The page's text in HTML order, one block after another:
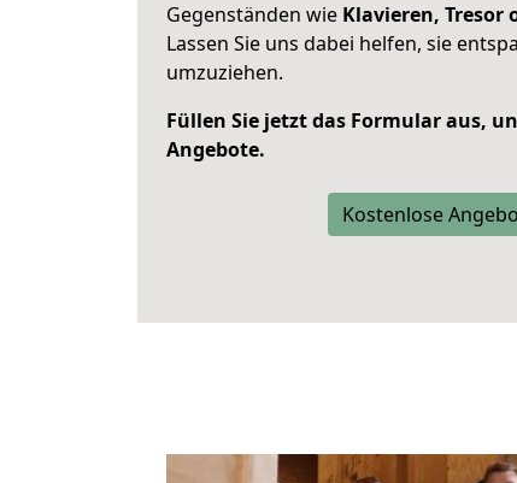
Gegenständen wie Klavieren, Tresor
Lassen Sie uns dabei helfen, sie
umzuziehen.
Füllen Sie jetzt das Formular aus,
Angebote.
Kostenlose